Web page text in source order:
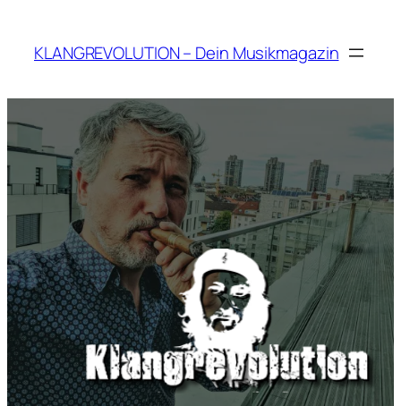
springen
KLANGREVOLUTION – Dein Musikmagazin